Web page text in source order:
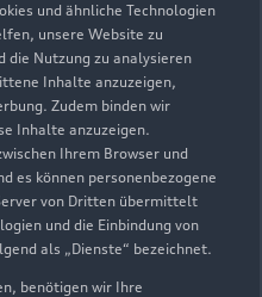
und ähnliche Technologien
unsere Website zu
die Nutzung zu analysieren
Inhalte anzuzeigen,
Zudem binden wir
Inhalte anzuzeigen.
Ihrem Browser und
es können personenbezogene
von Dritten übermittelt
und die Einbindung von
als „Dienste“ bezeichnet.
benötigen wir Ihre